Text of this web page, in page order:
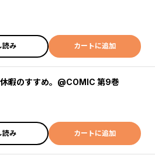
読み カートに追加
暇のすすめ。@COMIC 第9巻
読み カートに追加